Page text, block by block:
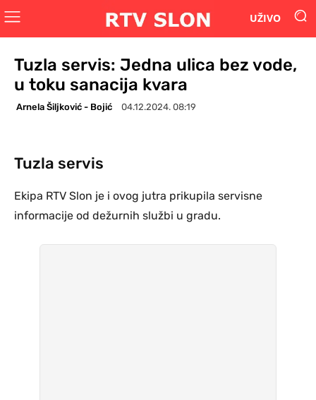
UŽIVO
Tuzla servis: Jedna ulica bez vode,
u toku sanacija kvara
Arnela Šiljković - Bojić 04.12.2024. 08:19
Tuzla servis
Ekipa RTV Slon je i ovog jutra prikupila servisne
informacije od dežurnih službi u gradu.